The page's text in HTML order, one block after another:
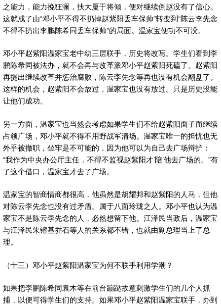
之能力，能力挽狂澜，扶大厦于将倾，便对继续倒赵没有了信心。
这就成了由“邓小平不得不扔掉赵紫阳丢车保帅”转变到“陈云李先念
不得不扔出李鹏陈希同丢车保帅”的局面。温家宝便功不可没。
邓小平赵紫阳温家宝老中幼三层联手，历史将改写。学生们看到李
鹏陈希同被法办，就不会再与改革派邓小平赵紫阳死磕了。赵紫阳
再提出继续改革并惩治腐败，陈云李先念等再也没有机会翻盘了。
这样的机会，赵紫阳不会放过，温家宝也没有放过。只是历史没能
让他们成功。
另一方面，温家宝也当然会考虑如果学生们不给赵紫阳面子而继续
占领广场，邓小平就不得不用野战军清场。温家宝唯一的担忧也无
外乎被撤职，坐牢是不可能的，因为他可以为自己去广场辩护：
“我作为中央办公厅主任，不得不监视赵紫阳才’陪’他去广场的。”有
了这个借口，温家宝才去了广场。
温家宝的智商情商都很高，他虽然是胡耀邦和赵紫阳的人马，但他
对陈云李先念也没有过矛盾。属于八面玲珑之人。邓小平也认为温
家宝不是陈云李先念的人，必然想留下他。江泽民当政后，温家宝
与江泽民朱镕基乔石等人的关系都不错，也就由副总理当上了总
理。
（十三）邓小平赵紫阳温家宝为何不联手利用学潮？
如果把李鹏陈希同袁木等在前台蹦跶故意刺激学生们的几个人抓
捕，以便可得学生们的支持。如果邓小平赵紫阳温家宝联手，办到